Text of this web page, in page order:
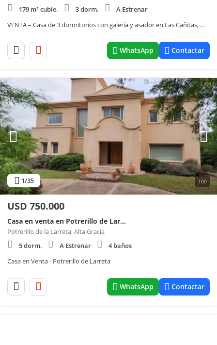
179 m² cubie.
3 dorm.
A Estrenar
VENTA – Casa de 3 dormitorios con galería y asador en Las Cañitas, Malagueño
WhatsApp Contactar
1/35 100
USD 750.000
Casa en venta en Potrerillo de Larreta
Potrerillo de la Larreta, Alta Gracia
5 dorm.
A Estrenar
4 baños
Casa en Venta - Potrerillo de Larreta
WhatsApp Contactar